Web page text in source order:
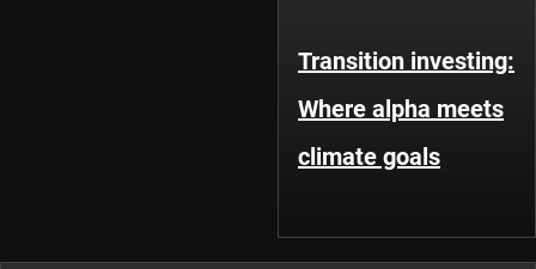
Transition investing:
Where alpha meets
climate goals